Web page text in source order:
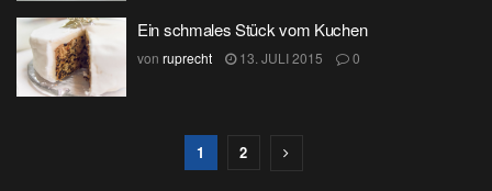
Ein schmales Stück vom Kuchen
von ruprecht 13. JULI 2015 0
1 2